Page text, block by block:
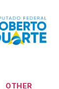
Categorias
OTHER